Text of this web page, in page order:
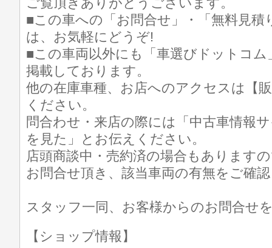
■この車への「お問合せ」・「無料見積
は、お気軽にどうぞ!
■この車両以外にも「車選びドットコ
掲載しております。
他の在庫車種、お店へのアクセスは【
ください。
問合わせ・来店の際には「中古車情報
を見た」とお伝えください。
店頭商談中・売約済の場合もあります
お問合せ頂き、該当車両の有無をご確
スタッフ一同、お客様からのお問合せ
【ショップ情報】